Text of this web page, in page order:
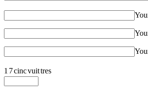
1 7cincvuittres